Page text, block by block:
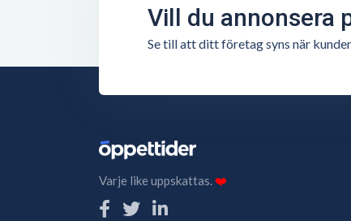
Vill du annonsera
Se till att ditt företag syns när
Varje like uppskattas.❤️